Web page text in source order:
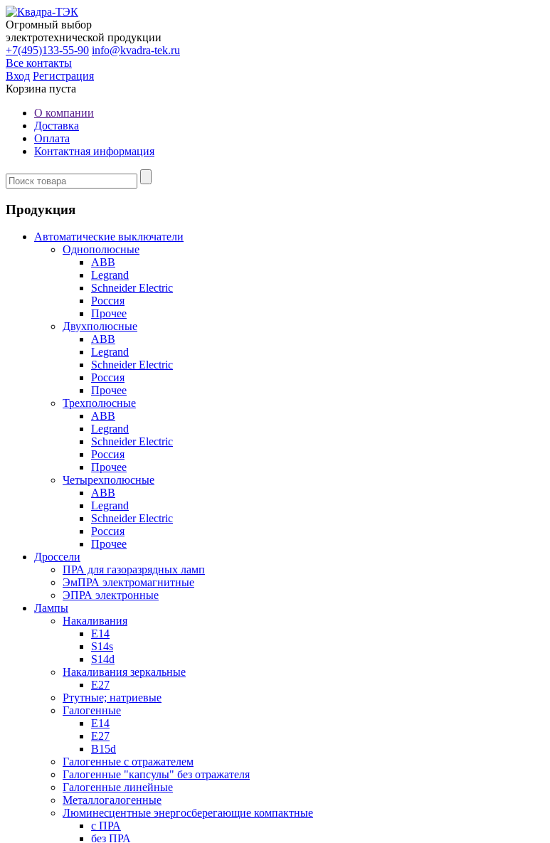
Огромный выбор
электротехнической продукции
+7(495)133-55-90 info@kvadra-tek.ru
Все контакты
Вход Регистрация
Корзина пуста
О компании
Доставка
Оплата
Контактная информация
Продукция
Автоматические выключатели
Однополюсные
ABB
Legrand
Schneider Electric
Россия
Прочее
Двухполюсные
ABB
Legrand
Schneider Electric
Россия
Прочее
Трехполюсные
ABB
Legrand
Schneider Electric
Россия
Прочее
Четырехполюсные
ABB
Legrand
Schneider Electric
Россия
Прочее
Дроссели
ПРА для газоразрядных ламп
ЭмПРА электромагнитные
ЭПРА электронные
Лампы
Накаливания
Е14
S14s
S14d
Накаливания зеркальные
Е27
Ртутные; натриевые
Галогенные
Е14
Е27
B15d
Галогенные с отражателем
Галогенные "капсулы" без отражателя
Галогенные линейные
Металлогалогенные
Люминесцентные энергосберегающие компактные
с ПРА
без ПРА